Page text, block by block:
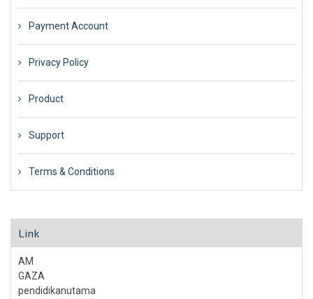
Payment Account
Privacy Policy
Product
Support
Terms & Conditions
Link
AM
GAZA
pendidikanutama